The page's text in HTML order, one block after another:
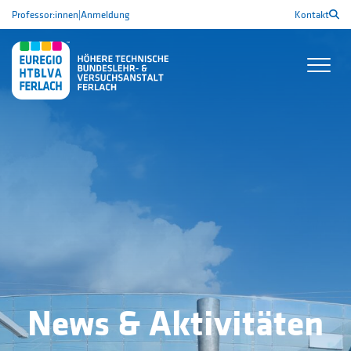
Professor:innen|Anmeldung Kontakt
News & Aktivitäten